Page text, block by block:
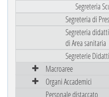
Segreteria
Segreteria di
Segreteria
di Area sanitaria
Segreterie
Macroaree
Organi Accademici
Personale distaccato